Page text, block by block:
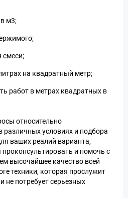
м3;
смеси;
на квадратный метр;
работ в метрах квадратных в
относительно
различных условиях и подбора
ваших реалий варианта,
и помочь с
высочайшее качество всей
техники, которая прослужит
не потребует серьезных